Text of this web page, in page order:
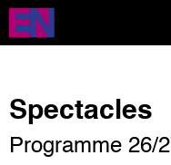
Aller
contenu
Spectacles
Programme 26/